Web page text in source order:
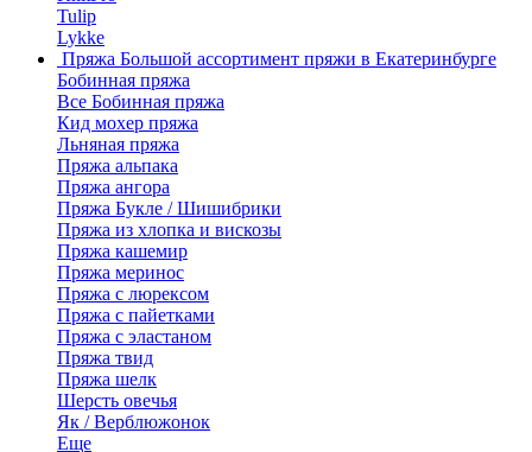
Tulip
Lykke
Пряжа Большой ассортимент пряжи в Екатеринбурге
Бобинная пряжа
Все Бобинная пряжа
Кид мохер пряжа
Льняная пряжа
Пряжа альпака
Пряжа ангора
Пряжа Букле / Шишибрики
Пряжа из хлопка и вискозы
Пряжа кашемир
Пряжа меринос
Пряжа с люрексом
Пряжа с пайетками
Пряжа с эластаном
Пряжа твид
Пряжа шелк
Шерсть овечья
Як / Верблюжонок
Еще